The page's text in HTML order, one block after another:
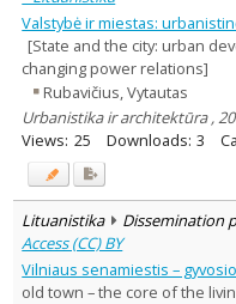
Valstybė ir miestas:
[State and the city: urban
changing power relations]
Rubavičius, Vytautas
Urbanistika ir architektūra ,
Views: 25 Downloads: 3
Lituanistika Dissemination
Access (CC) BY
Vilniaus senamiestis –
old town – the core of the